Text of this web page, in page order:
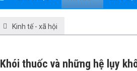
Kinh tế - xã hội
Khói thuốc và những hệ lụy